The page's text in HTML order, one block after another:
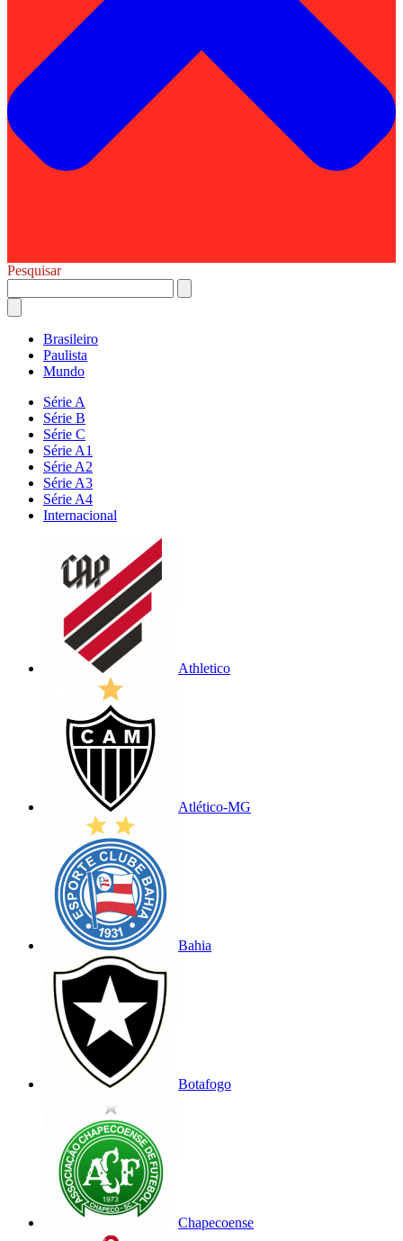
Pesquisar
Brasileiro
Paulista
Mundo
Série A
Série B
Série C
Série A1
Série A2
Série A3
Série A4
Internacional
Athletico
Atlético-MG
Bahia
Botafogo
Chapecoense